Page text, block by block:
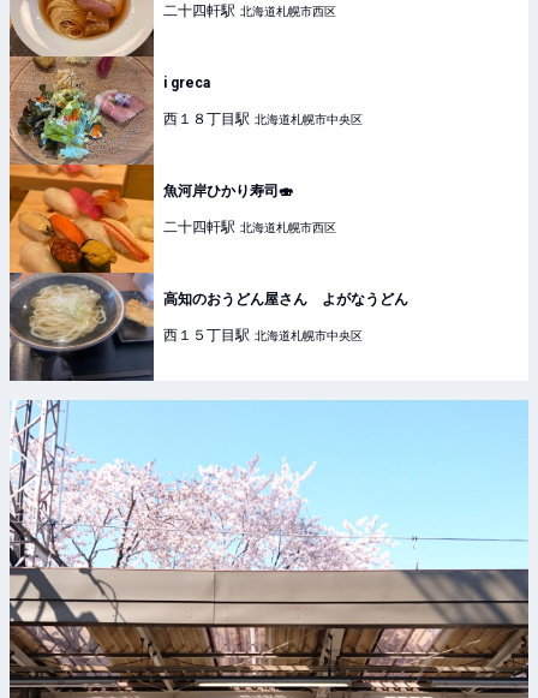
二十四軒駅 北海道札幌市西区
i greca
西１８丁目駅 北海道札幌市中央区
魚河岸ひかり寿司🍣
二十四軒駅 北海道札幌市西区
高知のおうどん屋さん よがなうどん
西１５丁目駅 北海道札幌市中央区